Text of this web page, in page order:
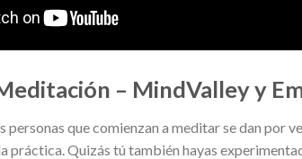
– MindValley y
personas que comienzan a meditar se dan por
práctica. Quizás tú también hayas